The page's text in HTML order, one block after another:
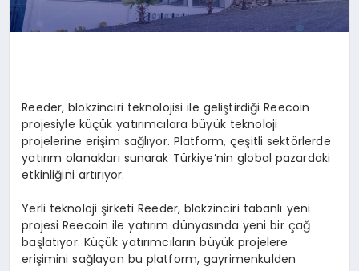
Reeder, blokzinciri teknolojisi ile geliştirdiği Reecoin
projesiyle küçük yatırımcılara büyük teknoloji
projelerine erişim sağlıyor. Platform, çeşitli sektörlerde
yatırım olanakları sunarak Türkiye’nin global pazardaki
etkinliğini artırıyor.
Yerli teknoloji şirketi Reeder, blokzinciri tabanlı yeni
projesi Reecoin ile yatırım dünyasında yeni bir çağ
başlatıyor. Küçük yatırımcıların büyük projelere
erişimini sağlayan bu platform, gayrimenkulden